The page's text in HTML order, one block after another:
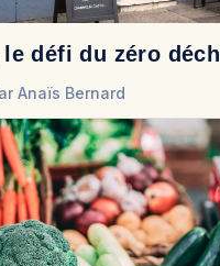
défi du zéro
Anaïs Bernard